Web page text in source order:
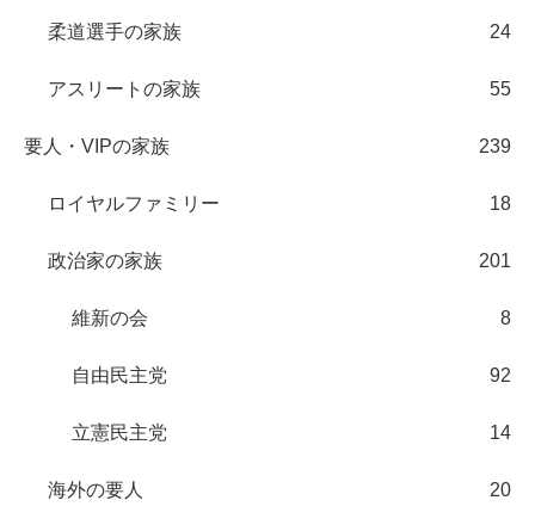
柔道選手の家族 24
アスリートの家族 55
要人・VIPの家族 239
ロイヤルファミリー 18
政治家の家族 201
維新の会 8
自由民主党 92
立憲民主党 14
海外の要人 20